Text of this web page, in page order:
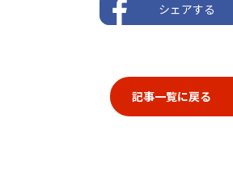
シェアする
記事一覧に戻る